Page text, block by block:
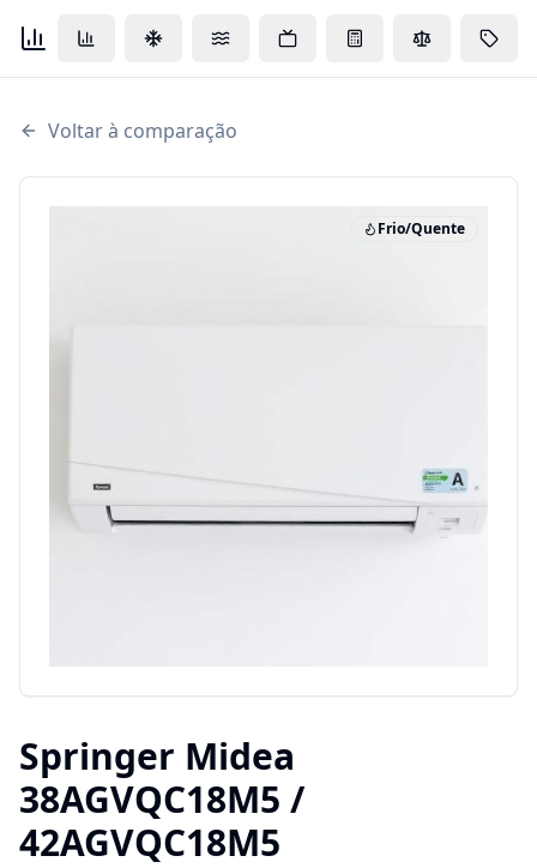
Voltar à comparação
Frio/Quente
Springer Midea
38AGVQC18M5 /
42AGVQC18M5